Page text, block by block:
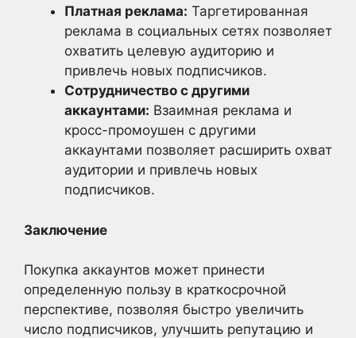
Платная реклама: Таргетированная
реклама в социальных сетях позволяет
охватить целевую аудиторию и
привлечь новых подписчиков.
Сотрудничество с другими
аккаунтами: Взаимная реклама и
кросс-промоушен с другими
аккаунтами позволяет расширить охват
аудитории и привлечь новых
подписчиков.
Заключение
Покупка аккаунтов может принести
определенную пользу в краткосрочной
перспективе, позволяя быстро увеличить
число подписчиков, улучшить репутацию и